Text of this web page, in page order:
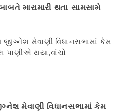
મારામારી થતા સામસામે
મેવાણી વિધાનસભામાં કેમ